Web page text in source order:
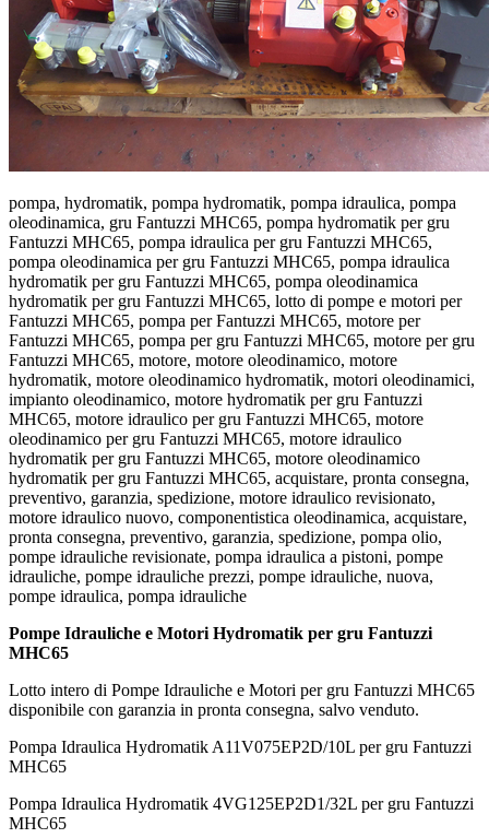
pompa, hydromatik, pompa hydromatik, pompa idraulica, pompa
oleodinamica, gru Fantuzzi MHC65, pompa hydromatik per gru
Fantuzzi MHC65, pompa idraulica per gru Fantuzzi MHC65,
pompa oleodinamica per gru Fantuzzi MHC65, pompa idraulica
hydromatik per gru Fantuzzi MHC65, pompa oleodinamica
hydromatik per gru Fantuzzi MHC65, lotto di pompe e motori per
Fantuzzi MHC65, pompa per Fantuzzi MHC65, motore per
Fantuzzi MHC65, pompa per gru Fantuzzi MHC65, motore per gru
Fantuzzi MHC65, motore, motore oleodinamico, motore
hydromatik, motore oleodinamico hydromatik, motori oleodinamici,
impianto oleodinamico, motore hydromatik per gru Fantuzzi
MHC65, motore idraulico per gru Fantuzzi MHC65, motore
oleodinamico per gru Fantuzzi MHC65, motore idraulico
hydromatik per gru Fantuzzi MHC65, motore oleodinamico
hydromatik per gru Fantuzzi MHC65, acquistare, pronta consegna,
preventivo, garanzia, spedizione, motore idraulico revisionato,
motore idraulico nuovo, componentistica oleodinamica, acquistare,
pronta consegna, preventivo, garanzia, spedizione, pompa olio,
pompe idrauliche revisionate, pompa idraulica a pistoni, pompe
idrauliche, pompe idrauliche prezzi, pompe idrauliche, nuova,
pompe idraulica, pompa idrauliche
Pompe Idrauliche e Motori Hydromatik per gru Fantuzzi
MHC65
Lotto intero di Pompe Idrauliche e Motori per gru Fantuzzi MHC65
disponibile con garanzia in pronta consegna, salvo venduto.
Pompa Idraulica Hydromatik A11V075EP2D/10L per gru Fantuzzi
MHC65
Pompa Idraulica Hydromatik 4VG125EP2D1/32L per gru Fantuzzi
MHC65